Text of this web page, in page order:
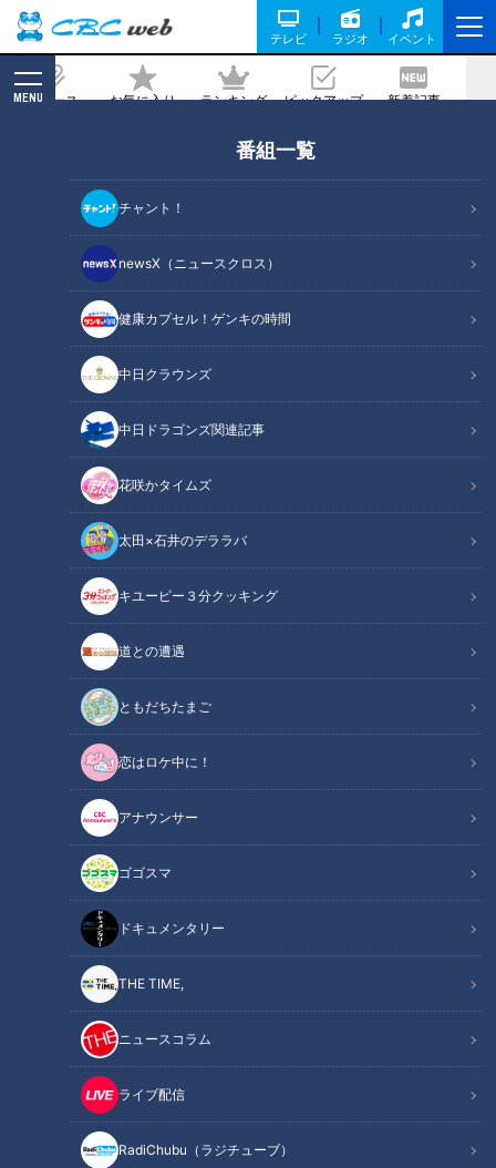
テレビ ラジオ イベント
ニュース お気に入り ランキング ピックアップ 新着記事
MENU
番組一覧
チャント！
newsX（ニュースクロス）
健康カプセル！ゲンキの時間
中日クラウンズ
中日ドラゴンズ関連記事
花咲かタイムズ
太田×石井のデララバ
キユーピー３分クッキング
道との遭遇
ともだちたまご
恋はロケ中に！
アナウンサー
ゴゴスマ
ドキュメンタリー
THE TIME,
ニュースコラム
ライブ配信
RadiChubu（ラジチューブ）
2022/05/13 20:00
鶴瓶のスジナシ
「鶴瓶のスジナシ」動画
atデパートのトイレの前
鶴瓶がトイレの前で鞄の中身をゴソゴソとしていると、溝端が
トイレに駆け込んで行きます。溝端はトイレに財布を忘れたよ
うで取りに戻ってきたのです。一方の鶴瓶も財布を失くしたよ
うで、鞄の中を探してしたのです。2人ともとんだ災難のよう
ですが、ほかにも重大な共通点がこの2人にあったので
す・・・。
この記事を見たあなたへのおすすめ